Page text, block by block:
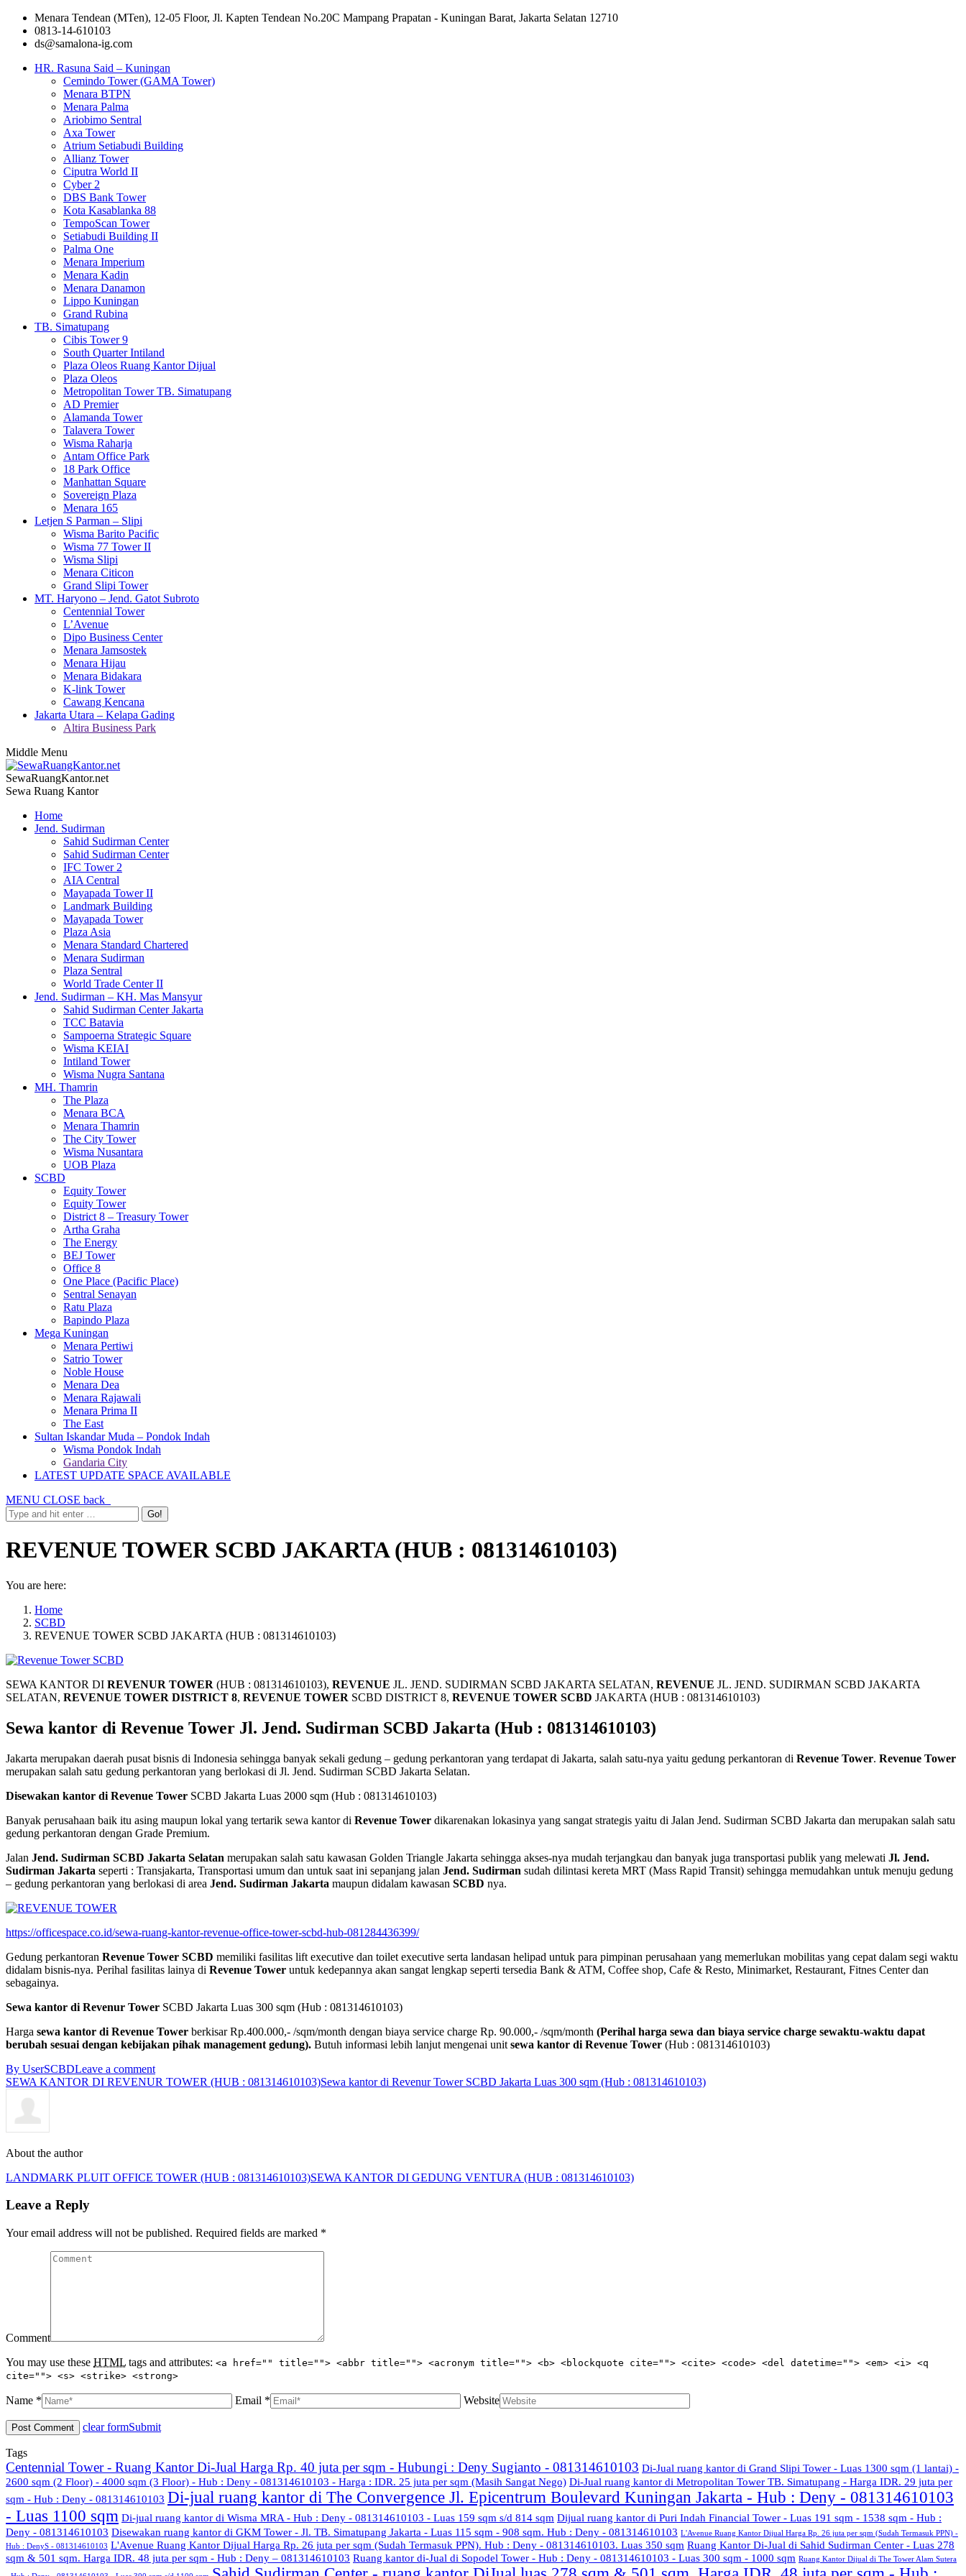
Menara Tendean (MTen), 12-05 Floor, Jl. Kapten Tendean No.20C Mampang Prapatan - Kuningan Barat, Jakarta Selatan 12710
0813-14-610103
ds@samalona-ig.com
HR. Rasuna Said – Kuningan
Cemindo Tower (GAMA Tower)
Menara BTPN
Menara Palma
Ariobimo Sentral
Axa Tower
Atrium Setiabudi Building
Allianz Tower
Ciputra World II
Cyber 2
DBS Bank Tower
Kota Kasablanka 88
TempoScan Tower
Setiabudi Building II
Palma One
Menara Imperium
Menara Kadin
Menara Danamon
Lippo Kuningan
Grand Rubina
TB. Simatupang
Cibis Tower 9
South Quarter Intiland
Plaza Oleos Ruang Kantor Dijual
Plaza Oleos
Metropolitan Tower TB. Simatupang
AD Premier
Alamanda Tower
Talavera Tower
Wisma Raharja
Antam Office Park
18 Park Office
Manhattan Square
Sovereign Plaza
Menara 165
Letjen S Parman – Slipi
Wisma Barito Pacific
Wisma 77 Tower II
Wisma Slipi
Menara Citicon
Grand Slipi Tower
MT. Haryono – Jend. Gatot Subroto
Centennial Tower
L’Avenue
Dipo Business Center
Menara Jamsostek
Menara Hijau
Menara Bidakara
K-link Tower
Cawang Kencana
Jakarta Utara – Kelapa Gading
Altira Business Park
Middle Menu
SewaRuangKantor.net
Sewa Ruang Kantor
Home
Jend. Sudirman
Sahid Sudirman Center
Sahid Sudirman Center
IFC Tower 2
AIA Central
Mayapada Tower II
Landmark Building
Mayapada Tower
Plaza Asia
Menara Standard Chartered
Menara Sudirman
Plaza Sentral
World Trade Center II
Jend. Sudirman – KH. Mas Mansyur
Sahid Sudirman Center Jakarta
TCC Batavia
Sampoerna Strategic Square
Wisma KEIAI
Intiland Tower
Wisma Nugra Santana
MH. Thamrin
The Plaza
Menara BCA
Menara Thamrin
The City Tower
Wisma Nusantara
UOB Plaza
SCBD
Equity Tower
Equity Tower
District 8 – Treasury Tower
Artha Graha
The Energy
BEJ Tower
Office 8
One Place (Pacific Place)
Sentral Senayan
Ratu Plaza
Bapindo Plaza
Mega Kuningan
Menara Pertiwi
Satrio Tower
Noble House
Menara Dea
Menara Rajawali
Menara Prima II
The East
Sultan Iskandar Muda – Pondok Indah
Wisma Pondok Indah
Gandaria City
LATEST UPDATE SPACE AVAILABLE
MENU CLOSE back
REVENUE TOWER SCBD JAKARTA (HUB : 081314610103)
You are here:
Home
SCBD
REVENUE TOWER SCBD JAKARTA (HUB : 081314610103)
SEWA KANTOR DI REVENUR TOWER (HUB : 081314610103), REVENUE JL. JEND. SUDIRMAN SCBD JAKARTA SELATAN, REVENUE JL. JEND. SUDIRMAN SCBD JAKARTA
SELATAN, REVENUE TOWER DISTRICT 8, REVENUE TOWER SCBD DISTRICT 8, REVENUE TOWER SCBD JAKARTA (HUB : 081314610103)
Sewa kantor di Revenue Tower Jl. Jend. Sudirman SCBD Jakarta (Hub : 081314610103)
Jakarta merupakan daerah pusat bisnis di Indonesia sehingga banyak sekali gedung – gedung perkantoran yang terdapat di Jakarta, salah satu-nya yaitu gedung perkantoran di Revenue Tower. Revenue Tower
merupakan salah satu gedung perkantoran yang berlokasi di Jl. Jend. Sudirman SCBD Jakarta Selatan.
Disewakan kantor di Revenue Tower SCBD Jakarta Luas 2000 sqm (Hub : 081314610103)
Banyak perusahaan baik itu asing maupun lokal yang tertarik sewa kantor di Revenue Tower dikarenakan lokasinya yang sangat strategis yaitu di Jalan Jend. Sudirman SCBD Jakarta dan merupakan salah satu
gedung perkantoran dengan Grade Premium.
Jalan Jend. Sudirman SCBD Jakarta Selatan merupakan salah satu kawasan Golden Triangle Jakarta sehingga akses-nya mudah terjangkau dan banyak juga transportasi publik yang melewati Jl. Jend.
Sudirman Jakarta seperti : Transjakarta, Transportasi umum dan untuk saat ini sepanjang jalan Jend. Sudirman sudah dilintasi kereta MRT (Mass Rapid Transit) sehingga memudahkan untuk menuju gedung
– gedung perkantoran yang berlokasi di area Jend. Sudirman Jakarta maupun didalam kawasan SCBD nya.
https://officespace.co.id/sewa-ruang-kantor-revenue-office-tower-scbd-hub-081284436399/
Gedung perkantoran Revenue Tower SCBD memiliki fasilitas lift executive dan toilet executive serta landasan helipad untuk para pimpinan perusahaan yang memerlukan mobilitas yang cepat dalam segi waktu
didalam bisnis-nya. Perihal fasilitas lainya di Revenue Tower untuk kedepannya akan sangat lengkap seperti tersedia Bank & ATM, Coffee shop, Cafe & Resto, Minimarket, Restaurant, Fitnes Center dan
sebagainya.
Sewa kantor di Revenur Tower SCBD Jakarta Luas 300 sqm (Hub : 081314610103)
Harga sewa kantor di Revenue Tower berkisar Rp.400.000,- /sqm/month dengan biaya service charge Rp. 90.000,- /sqm/month (Perihal harga sewa dan biaya service charge sewaktu-waktu dapat
berubah sesuai dengan kebijakan pihak management gedung). Butuh informasi lebih lanjut mengenai unit sewa kantor di Revenue Tower (Hub : 081314610103)
By UserSCBDLeave a comment
SEWA KANTOR DI REVENUR TOWER (HUB : 081314610103)Sewa kantor di Revenur Tower SCBD Jakarta Luas 300 sqm (Hub : 081314610103)
About the author
LANDMARK PLUIT OFFICE TOWER (HUB : 081314610103)SEWA KANTOR DI GEDUNG VENTURA (HUB : 081314610103)
Leave a Reply
Your email address will not be published. Required fields are marked *
Comment
You may use these HTML tags and attributes: <a href="" title=""> <abbr title=""> <acronym title=""> <b> <blockquote cite=""> <cite> <code> <del datetime=""> <em> <i> <q
cite=""> <s> <strike> <strong>
Name * Email * Website
clear formSubmit
Tags
Centennial Tower - Ruang Kantor Di-Jual Harga Rp. 40 juta per sqm - Hubungi : Deny Sugianto - 081314610103 Di-Jual ruang kantor di Grand Slipi Tower - Luas 1300 sqm (1 lantai) -
2600 sqm (2 Floor) - 4000 sqm (3 Floor) - Hub : Deny - 081314610103 - Harga : IDR. 25 juta per sqm (Masih Sangat Nego) Di-Jual ruang kantor di Metropolitan Tower TB. Simatupang - Harga IDR. 29 juta per
sqm - Hub : Deny - 081314610103 Di-jual ruang kantor di The Convergence Jl. Epicentrum Boulevard Kuningan Jakarta - Hub : Deny - 081314610103
- Luas 1100 sqm Di-jual ruang kantor di Wisma MRA - Hub : Deny - 081314610103 - Luas 159 sqm s/d 814 sqm Dijual ruang kantor di Puri Indah Financial Tower - Luas 191 sqm - 1538 sqm - Hub :
Deny - 081314610103 Disewakan ruang kantor di GKM Tower - Jl. TB. Simatupang Jakarta - Luas 115 sqm - 908 sqm. Hub : Deny - 081314610103 L'Avenue Ruang Kantor Dijual Harga Rp. 26 juta per sqm (Sudah Termasuk PPN) -
Hub : DenyS - 081314610103 L'Avenue Ruang Kantor Dijual Harga Rp. 26 juta per sqm (Sudah Termasuk PPN). Hub : Deny - 081314610103. Luas 350 sqm Ruang Kantor Di-Jual di Sahid Sudirman Center - Luas 278
sqm & 501 sqm. Harga IDR. 48 juta per sqm - Hub : Deny – 081314610103 Ruang kantor di-Jual di Sopodel Tower - Hub : Deny - 081314610103 - Luas 300 sqm - 1000 sqm Ruang Kantor Dijual di The Tower Alam Sutera